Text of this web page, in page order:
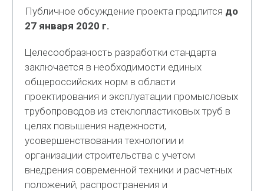
Публичное обсуждение проекта продлится до
27 января 2020 г.
Целесообразность разработки стандарта
заключается в необходимости единых
общероссийских норм в области
проектирования и эксплуатации промысловых
трубопроводов из стеклопластиковых труб в
целях повышения надежности,
усовершенствования технологии и
организации строительства с учетом
внедрения современной техники и расчетных
положений, распространения и